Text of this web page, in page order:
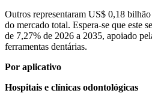
Outros representaram US$ 0,18
do mercado total. Espera-se que este
de 7,27% de 2026 a 2035, apoiado
ferramentas dentárias.
Por aplicativo
Hospitais e clínicas odontológicas